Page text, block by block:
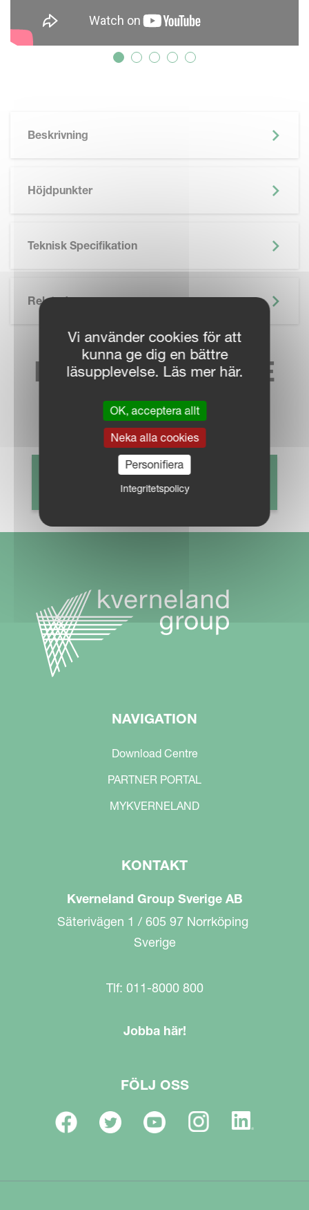
Beskrivning
Höjdpunkter
Teknisk Specifikation
Related
HITTA NÄRMASTE
SÄLJKONTAKT
HITTA ÅTERFÖRSÄLJARE
NAVIGATION
Download Centre
PARTNER PORTAL
MYKVERNELAND
KONTAKT
Kverneland Group Sverige AB
Säterivägen 1 / 605 97 Norrköping
Sverige
Tlf: 011-8000 800
Jobba här!
FÖLJ OSS
Vi använder cookies för att
kunna ge dig en bättre
läsupplevelse. Läs mer här.
OK, acceptera allt
Neka alla cookies
Personifiera
Integritetspolicy